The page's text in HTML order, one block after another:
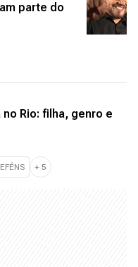
parte do
Rio: filha, genro e
+ 5